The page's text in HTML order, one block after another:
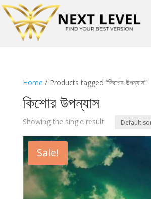
Home / Products tagged “কিশোর উপন্যাস”
কিশোর উপন্যাস
Showing the single result
Sale!